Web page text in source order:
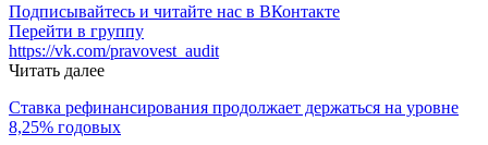
Подписывайтесь и читайте нас в ВКонтакте
Перейти в группу
https://vk.com/pravovest_audit
Читать далее
Ставка рефинансирования продолжает держаться на уровне
8,25% годовых